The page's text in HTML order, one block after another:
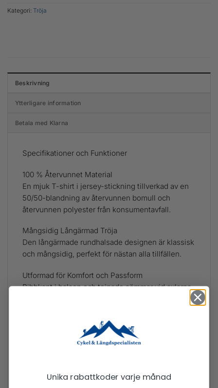
Kategori: Tröja
Beskrivning
Ytterligare information
Betala med Klarna
Specifikationer och Funktioner
100 % Återvunnet Material
En mjuk T-shirt i jersey-stickning tillverkad av en
50/50-blandning av återvunnen bomull och
återvunnen polyester från konsumentavfall.
Mångsidig Långärmad Tröja
Den långärmade rundhalsade designen är klassisk
och mångsidig, perfekt för nästan alla tillfällen.
Utformad för Komfort och Passform
Ribbkant i halsen och tejpade sömmar vid axlarna
T-shirten har en rak fåll och kan bäras både
instoppad eller ledigt hängande.
Tillverkad i en Fair Trade-certifierad fabrik, vilket
Unika rabattkoder varje månad